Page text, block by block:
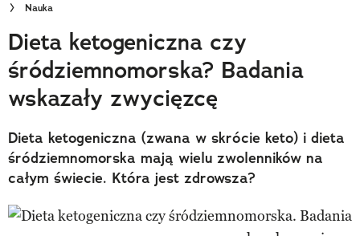
Wielki Konkurs Fotograficzny
Trendbook Podróżniczy
Polecane
Nauka
Dieta ketogeniczna czy
śródziemnomorska? Badania
wskazały zwycięzcę
Dieta ketogeniczna (zwana w skrócie keto) i dieta
śródziemnomorska mają wielu zwolenników na
całym świecie. Która jest zdrowsza?